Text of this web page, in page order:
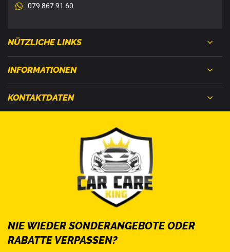
079 867 91 60
NÜTZLICHE LINKS
INFORMATIONEN
KONTAKTDATEN
NIE WIEDER SONDERANGEBOTE ODER
RABATTE VERPASSEN?